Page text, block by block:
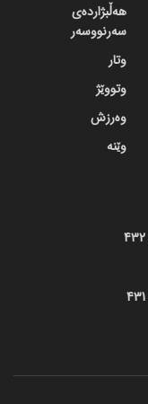
هەڵبژاردەی
سەرنووسەر
وتار
وتووێژ
وەرزش
وێنە